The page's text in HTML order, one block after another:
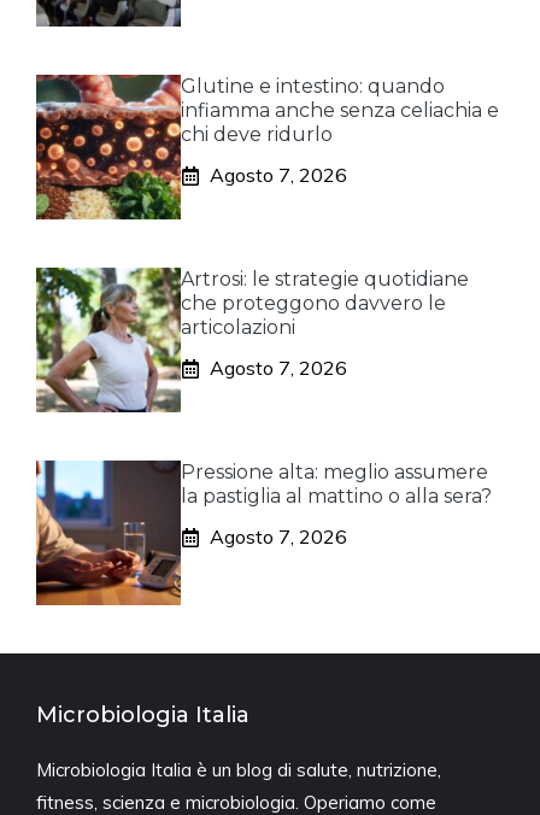
Glutine e intestino: quando
infiamma anche senza celiachia e
chi deve ridurlo
Agosto 7, 2026
Artrosi: le strategie quotidiane
che proteggono davvero le
articolazioni
Agosto 7, 2026
Pressione alta: meglio assumere
la pastiglia al mattino o alla sera?
Agosto 7, 2026
Microbiologia Italia
Microbiologia Italia è un blog di salute, nutrizione,
fitness, scienza e microbiologia. Operiamo come